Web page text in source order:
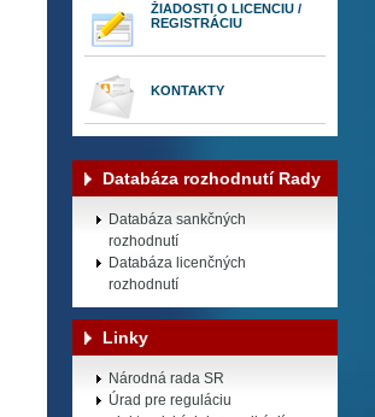
ŽIADOSTI O LICENCIU /
REGISTRÁCIU
KONTAKTY
Databáza rozhodnutí Rady
Databáza sankčných
rozhodnutí
Databáza licenčných
rozhodnutí
Linky
Národná rada SR
Úrad pre reguláciu